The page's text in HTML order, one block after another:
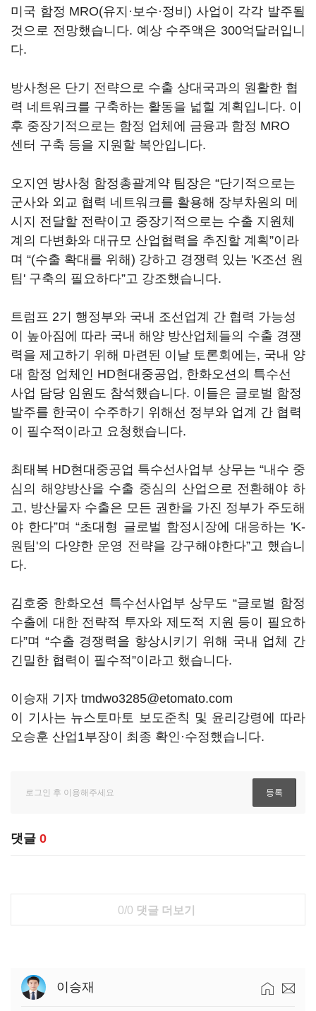
미국 함정 MRO(유지·보수·정비) 사업이 각각 발주될
것으로 전망했습니다. 예상 수주액은 300억달러입니
다.
방사청은 단기 전략으로 수출 상대국과의 원활한 협
력 네트워크를 구축하는 활동을 넓힐 계획입니다. 이
후 중장기적으로는 함정 업체에 금융과 함정 MRO
센터 구축 등을 지원할 복안입니다.
오지연 방사청 함정총괄계약 팀장은 “단기적으로는
군사와 외교 협력 네트워크를 활용해 장부차원의 메
시지 전달할 전략이고 중장기적으로는 수출 지원체
계의 다변화와 대규모 산업협력을 추진할 계획”이라
며 “(수출 확대를 위해) 강하고 경쟁력 있는 'K조선 원
팀' 구축의 필요하다”고 강조했습니다.
트럼프 2기 행정부와 국내 조선업계 간 협력 가능성
이 높아짐에 따라 국내 해양 방산업체들의 수출 경쟁
력을 제고하기 위해 마련된 이날 토론회에는, 국내 양
대 함정 업체인 HD현대중공업, 한화오션의 특수선
사업 담당 임원도 참석했습니다. 이들은 글로벌 함정
발주를 한국이 수주하기 위해선 정부와 업계 간 협력
이 필수적이라고 요청했습니다.
최태복 HD현대중공업 특수선사업부 상무는 “내수 중
심의 해양방산을 수출 중심의 산업으로 전환해야 하
고, 방산물자 수출은 모든 권한을 가진 정부가 주도해
야 한다”며“초대형 글로벌 함정시장에 대응하는 'K-
원팀'의 다양한 운영 전략을 강구해야한다”고 했습니
다.
김호중 한화오션 특수선사업부 상무도“글로벌 함정
수출에 대한 전략적 투자와 제도적 지원 등이 필요하
다”며 “수출 경쟁력을 향상시키기 위해 국내 업체 간
긴밀한 협력이 필수적”이라고 했습니다.
이승재 기자 tmdwo3285@etomato.com
이 기사는 뉴스토마토 보도준칙 및 윤리강령에 따라
오승훈 산업1부장이 최종 확인·수정했습니다.
댓글 0
0/0 댓글 더보기
이승재